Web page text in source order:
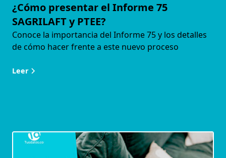
¿Cómo presentar el Informe 75
SAGRILAFT y PTEE?
Conoce la importancia del Informe 75 y los detalles
de cómo hacer frente a este nuevo proceso
Leer